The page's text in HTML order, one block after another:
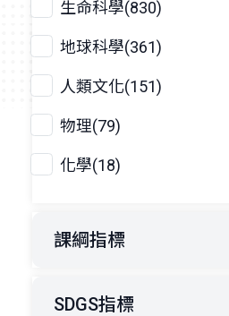
生命科學(830)
地球科學(361)
人類文化(151)
物理(79)
化學(18)
課綱指標
SDGS指標